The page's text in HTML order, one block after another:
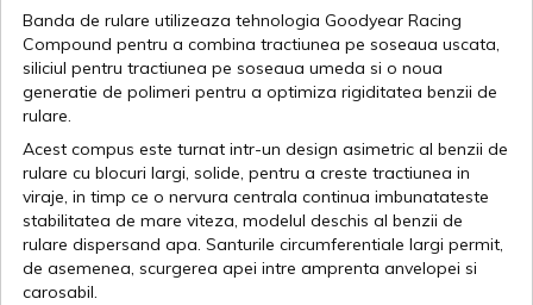
Banda de rulare utilizeaza tehnologia Goodyear Racing
Compound pentru a combina tractiunea pe soseaua uscata,
siliciul pentru tractiunea pe soseaua umeda si o noua
generatie de polimeri pentru a optimiza rigiditatea benzii de
rulare.
Acest compus este turnat intr-un design asimetric al benzii de
rulare cu blocuri largi, solide, pentru a creste tractiunea in
viraje, in timp ce o nervura centrala continua imbunatateste
stabilitatea de mare viteza, modelul deschis al benzii de
rulare dispersand apa. Santurile circumferentiale largi permit,
de asemenea, scurgerea apei intre amprenta anvelopei si
carosabil.